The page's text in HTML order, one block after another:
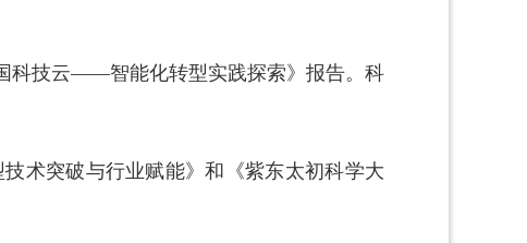
科技云——智能化转型实践探索》报告。科
术突破与行业赋能》和《紫东太初科学大